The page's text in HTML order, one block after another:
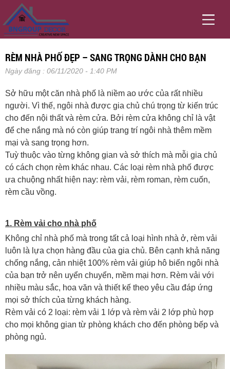
RÈM NHÀ PHỐ ĐẸP – SANG TRỌNG DÀNH CHO BẠN
Ngày đăng : 06/11/2020 - 1:40 PM
Sở hữu một căn nhà phố là niềm ao ước của rất nhiều
người. Vì thế, ngôi nhà được gia chủ chú trọng từ kiến trúc
cho đến nội thất và rèm cửa. Bởi rèm cửa không chỉ là vật
để che nắng mà nó còn giúp trang trí ngôi nhà thêm mềm
mại và sang trọng hơn.
Tuỳ thuộc vào từng không gian và sở thích mà mỗi gia chủ
có cách chọn rèm khác nhau. Các loại rèm nhà phố được
ưa chuộng nhất hiện nay: rèm vải, rèm roman, rèm cuốn,
rèm cầu vồng.
1. Rèm vải cho nhà phố
Không chỉ nhà phố mà trong tất cả loại hình nhà ở, rèm vải
luôn là lựa chọn hàng đầu của gia chủ. Bên cạnh khả năng
chống nắng, cản nhiệt 100% rèm vải giúp hô biến ngôi nhà
của bạn trở nên uyển chuyển, mềm mại hơn. Rèm vải với
nhiều màu sắc, hoa văn và thiết kế theo yêu cầu đáp ứng
mọi sở thích của từng khách hàng.
Rèm vải có 2 loại: rèm vải 1 lớp và rèm vải 2 lớp phù hợp
cho mọi không gian từ phòng khách cho đến phòng bếp và
phòng ngủ.